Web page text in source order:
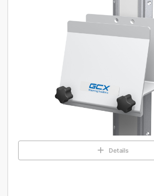
Details